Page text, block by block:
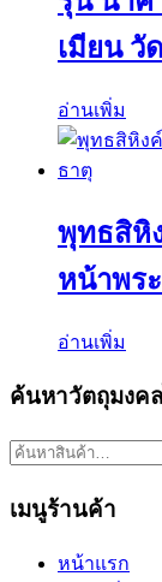
เมียน วั
อ่านเพิ่ม
พุทธสิหิ
หน้าพร
อ่านเพิ่ม
ค้นหาวัตถุมงค
ค้นหา:
เมนูร้านค้า
หน้าแรก